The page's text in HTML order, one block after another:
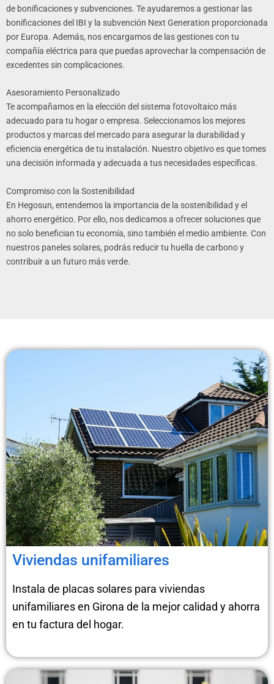
de bonificaciones y subvenciones. Te ayudaremos a gestionar las
bonificaciones del IBI y la subvención Next Generation proporcionada
por Europa. Además, nos encargamos de las gestiones con tu
compañía eléctrica para que puedas aprovechar la compensación de
excedentes sin complicaciones.
Asesoramiento Personalizado
Te acompañamos en la elección del sistema fotovoltaico más
adecuado para tu hogar o empresa. Seleccionamos los mejores
productos y marcas del mercado para asegurar la durabilidad y
eficiencia energética de tu instalación. Nuestro objetivo es que tomes
una decisión informada y adecuada a tus necesidades específicas.
Compromiso con la Sostenibilidad
En Hegosun, entendemos la importancia de la sostenibilidad y el
ahorro energético. Por ello, nos dedicamos a ofrecer soluciones que
no solo benefician tu economía, sino también el medio ambiente. Con
nuestros paneles solares, podrás reducir tu huella de carbono y
contribuir a un futuro más verde.
Viviendas unifamiliares
Instala de placas solares para viviendas
unifamiliares en Girona de la mejor calidad y ahorra
en tu factura del hogar.